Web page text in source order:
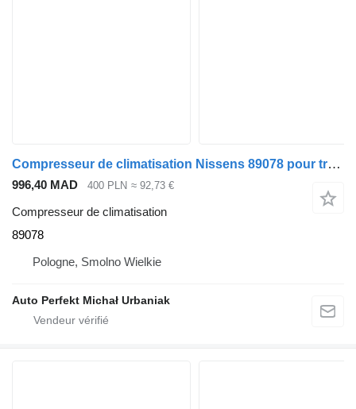
Compresseur de climatisation Nissens 89078 pour tracteur routier DAF
996,40 MAD 400 PLN ≈ 92,73 €
Compresseur de climatisation
89078
Pologne, Smolno Wielkie
Auto Perfekt Michał Urbaniak